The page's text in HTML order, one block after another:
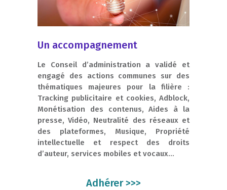
Un accompagnement
Le Conseil d’administration a validé et
engagé des actions communes sur des
thématiques majeures pour la filière :
Tracking publicitaire et cookies, Adblock,
Monétisation des contenus, Aides à la
presse, Vidéo, Neutralité des réseaux et
des plateformes, Musique, Propriété
intellectuelle et respect des droits
d’auteur, services mobiles et vocaux…
Adhérer >>>